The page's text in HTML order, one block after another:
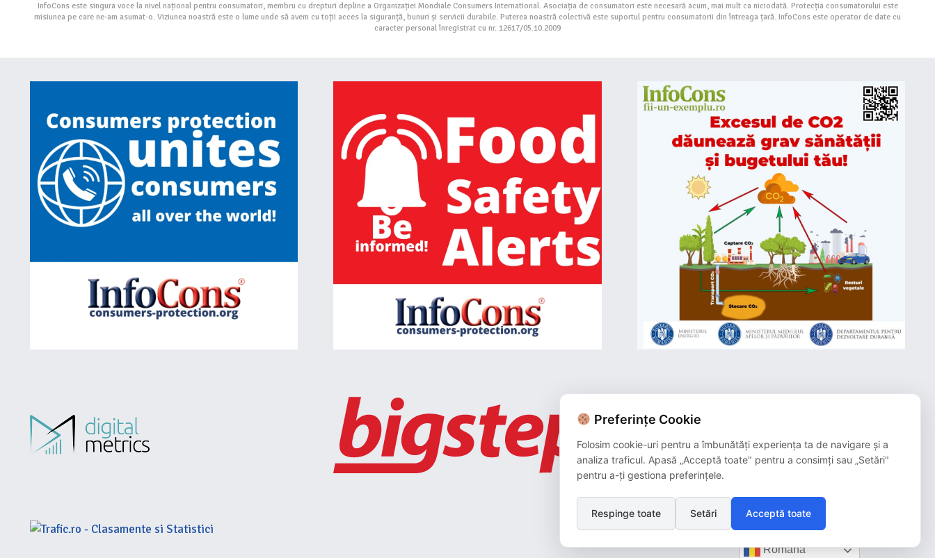
InfoCons este singura voce la nivel național pentru consumatori, membru cu drepturi depline a Organizației Mondiale Consumers International. Asociația de consumatori este necesară acum, mai mult ca niciodată. Protecția consumatorului este
misiunea pe care ne-am asumat-o. Viziunea noastră este o lume unde să avem cu toții acces la siguranță, bunuri și servicii durabile. Puterea noastră colectivă este suportul pentru consumatorii din întreaga țară. InfoCons este operator de date cu
caracter personal înregistrat cu nr. 12617/05.10.2009
și beneficiază de 3D-Secure.
Română
Preferințe Cookie
Folosim cookie-uri pentru a îmbunătăți experiența ta de navigare și a
analiza traficul. Apasă „Acceptă toate" pentru a consimți sau „Setări"
pentru a-ți gestiona preferințele.
Respinge toate Setări Acceptă toate